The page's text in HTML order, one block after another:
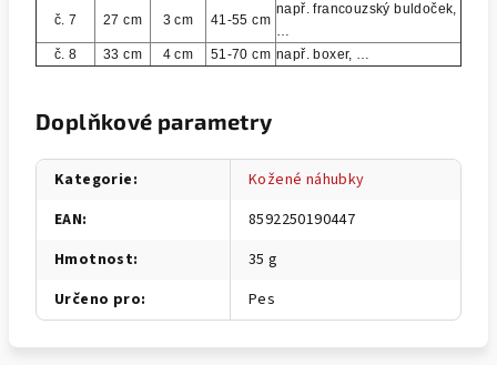
č. 7 27 cm 3 cm 41-55 cm
např. francouzský buldoček,
…
č. 8
33 cm 4 cm 51-70 cm např. boxer, …
Doplňkové parametry
Kategorie:
Kožené náhubky
EAN:
8592250190447
Hmotnost:
35 g
Určeno pro: Pes